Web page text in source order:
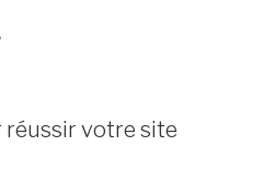
réussir votre site